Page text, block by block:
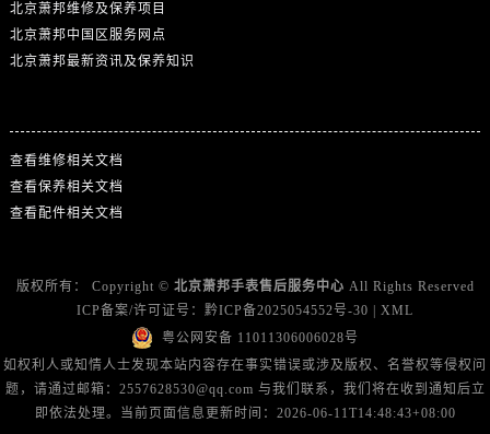
北京萧邦维修及保养项目
北京萧邦中国区服务网点
北京萧邦最新资讯及保养知识
查看维修相关文档
查看保养相关文档
查看配件相关文档
版权所有： Copyright © 北京萧邦手表售后服务中心 All Rights Reserved
ICP备案/许可证号： 黔ICP备2025054552号-30
XML
粤公网安备 11011306006028号
如权利人或知情人士发现本站内容存在事实错误或涉及版权、名誉权等侵权问
题，请通过邮箱：2557628530@qq.com 与我们联系，我们将在收到通知后立
即依法处理。当前页面信息更新时间：2026-06-11T14:48:43+08:00